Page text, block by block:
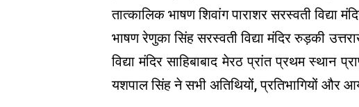
तात्कालिक भाषण शिवांग पाराशर सरस्वती विद्या
भाषण रेणुका सिंह सरस्वती विद्या मंदिर रुड़की
विद्या मंदिर साहिबाबाद मेरठ प्रांत प्रथम स्थान
यशपाल सिंह ने सभी अतिथियों, प्रतिभागियों और